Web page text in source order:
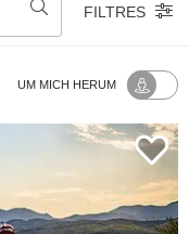
FILTRES
UM MICH HERUM